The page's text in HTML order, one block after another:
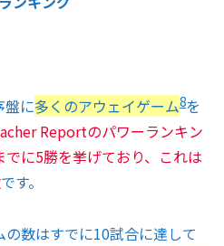
盤に多くのアウェイゲーム8を
Reportのパワーランキン
に5勝を挙げており、これは
です。
数はすでに10試合に達して